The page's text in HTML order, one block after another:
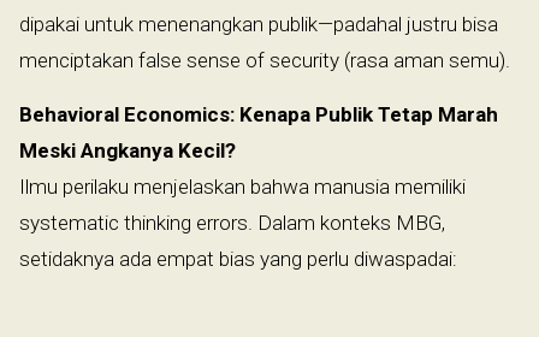
dipakai untuk menenangkan publik—padahal justru bisa
menciptakan false sense of security (rasa aman semu).
Behavioral Economics: Kenapa Publik Tetap Marah
Meski Angkanya Kecil?
Ilmu perilaku menjelaskan bahwa manusia memiliki
systematic thinking errors. Dalam konteks MBG,
setidaknya ada empat bias yang perlu diwaspadai: